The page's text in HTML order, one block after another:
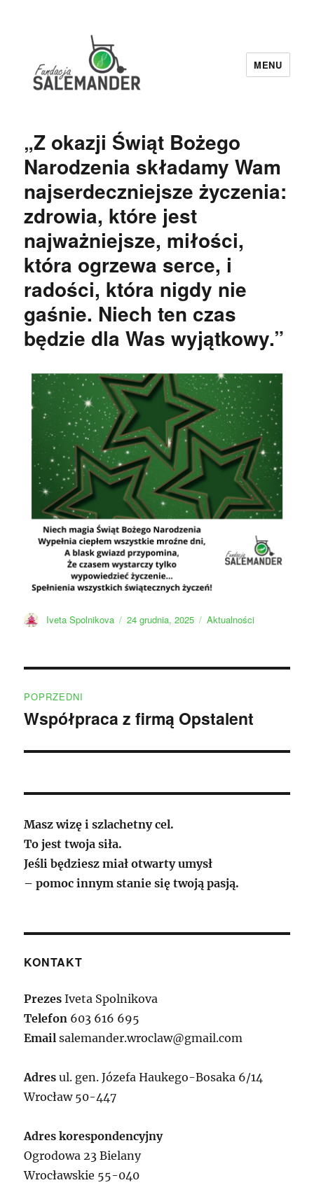
MENU
„Z okazji Świąt Bożego
Narodzenia składamy Wam
najserdeczniejsze życzenia:
zdrowia, które jest
najważniejsze, miłości,
która ogrzewa serce, i
radości, która nigdy nie
gaśnie. Niech ten czas
będzie dla Was wyjątkowy.”
Autor
Iveta Spolnikova
Data
24 grudnia, 2025 Kategorie
Aktualności
wpisu
POPRZEDNI
Poprzedni
Współpraca z firmą Opstalent
Masz wizę i szlachetny cel.
To jest twoja siła.
Jeśli będziesz miał otwarty umysł
– pomoc innym stanie się twoją pasją.
KONTAKT
Prezes Iveta Spolnikova
Telefon 603 616 695
Emailsalemander.wroclaw@gmail.com
Adres ul. gen. Józefa Haukego-Bosaka 6/14
Wrocław 50-447
Adres korespondencyjny
Ogrodowa 23 Bielany
Wrocławskie 55-040